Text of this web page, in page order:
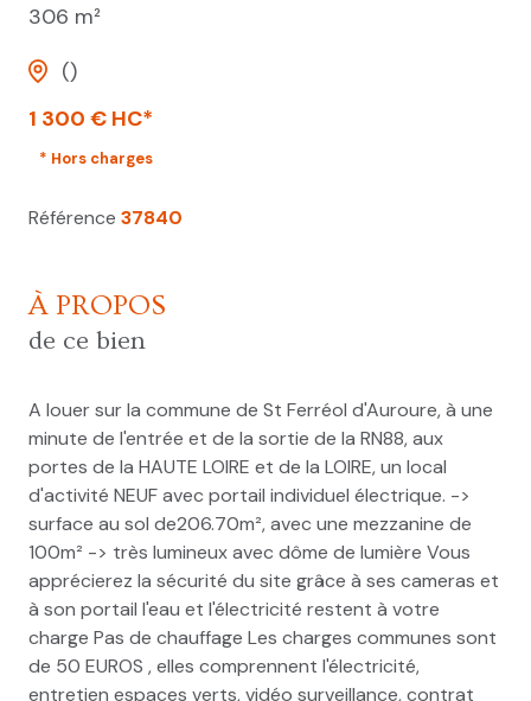
306 m²
()
1 300 € HC*
* Hors charges
Référence 37840
À PROPOS
de ce bien
A louer sur la commune de St Ferréol d'Auroure, à une
minute de l'entrée et de la sortie de la RN88, aux
portes de la HAUTE LOIRE et de la LOIRE, un local
d'activité NEUF avec portail individuel électrique. ->
surface au sol de206.70m², avec une mezzanine de
100m² -> très lumineux avec dôme de lumière Vous
apprécierez la sécurité du site grâce à ses cameras et
à son portail l'eau et l'électricité restent à votre
charge Pas de chauffage Les charges communes sont
de 50 EUROS , elles comprennent l'électricité,
entretien espaces verts, vidéo surveillance, contrat